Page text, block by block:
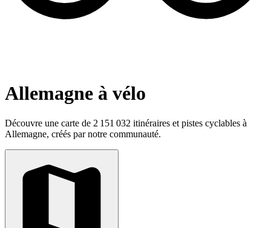
Allemagne à vélo
Découvre une carte de 2 151 032 itinéraires et pistes cyclables à
Allemagne, créés par notre communauté.